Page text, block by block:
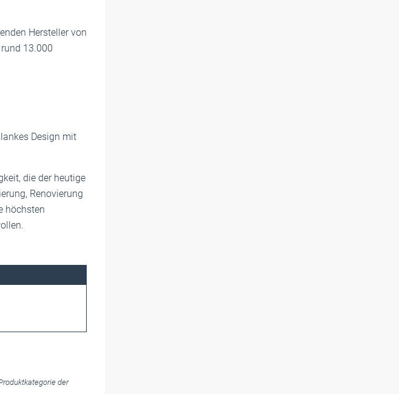
Hersteller von
13.000
Design mit
die der heutige
Renovierung
höchsten
der